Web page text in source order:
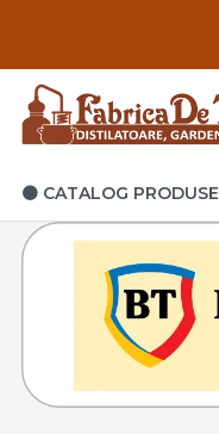
🟤 CATALOG PRODUSE